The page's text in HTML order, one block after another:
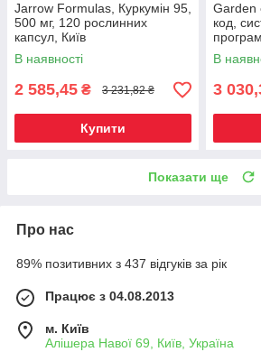
Jarrow Formulas, Куркумін 95,
500 мг, 120 рослинних
капсул, Київ
В наявності
2 585,45 ₴ 3 231,82 ₴
Купити
Garden
код,
В
3
Показати ще
Про нас
89% позитивних з 437 відгуків за рік
Працює з 04.08.2013
м. Київ
Алішера Навої 69, Київ, Україна